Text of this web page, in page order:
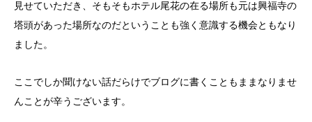
見せていただき、そもそもホテル尾花の在る場所も元は興福寺の
塔頭があった場所なのだということも強く意識する機会ともなり
ました。
ここでしか聞けない話だらけでブログに書くこともままなりませ
んことが辛うございます。